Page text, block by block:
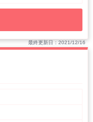
最終更新日：2021/12/16